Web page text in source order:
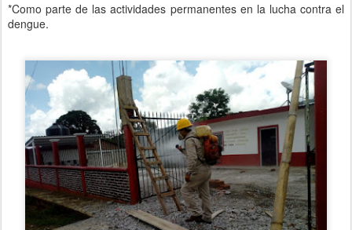
*Como parte de las actividades permanentes en la lucha contra el
dengue.